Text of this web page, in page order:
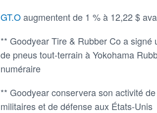
GT.Oaugmentent de 1 % à 12,22 $
** Goodyear Tire & Rubber Co a
de pneus tout-terrain à Yokohama
numéraire
** Goodyear conservera son activité
militaires et de défense aux États-Unis